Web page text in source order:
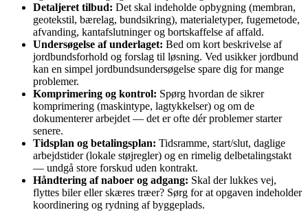
Detaljeret tilbud: Det skal indeholde opbygning (membran,
geotekstil, bærelag, bundsikring), materialetyper, fuge­metode,
afvanding, kantafslutninger og bortskaffelse af affald.
Undersøgelse af underlaget: Bed om kort beskrivelse af
jordbundsforhold og forslag til løsning. Ved usikker jordbund
kan en simpel jordbundsundersøgelse spare dig for mange
problemer.
Komprimering og kontrol: Spørg hvordan de sikrer
komprimering (maskintype, lagtykkelser) og om de
dokumenterer arbejdet — det er ofte dér problemer starter
senere.
Tidsplan og betalingsplan: Tidsramme, start/slut, daglige
arbejdstider (lokale støjregler) og en rimelig delbetalingstakt
— undgå store forskud uden kontrakt.
Håndtering af naboer og adgang: Skal der lukkes vej,
flyttes biler eller skæres træer? Sørg for at opgaven indeholder
koordinering og rydning af byggeplads.